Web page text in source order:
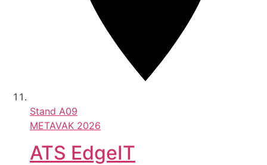
Stand A09
METAVAK 2026
ATS EdgeIT